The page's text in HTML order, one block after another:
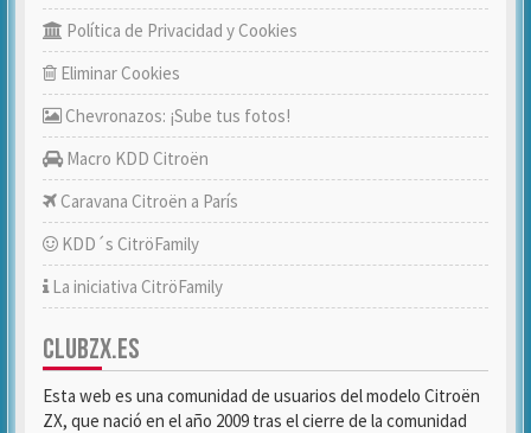
Política de Privacidad y Cookies
Eliminar Cookies
Chevronazos: ¡Sube tus fotos!
Macro KDD Citroën
Caravana Citroën a París
KDD´s CitröFamily
La iniciativa CitröFamily
CLUBZX.ES
Esta web es una comunidad de usuarios del modelo Citroën
ZX, que nació en el año 2009 tras el cierre de la comunidad